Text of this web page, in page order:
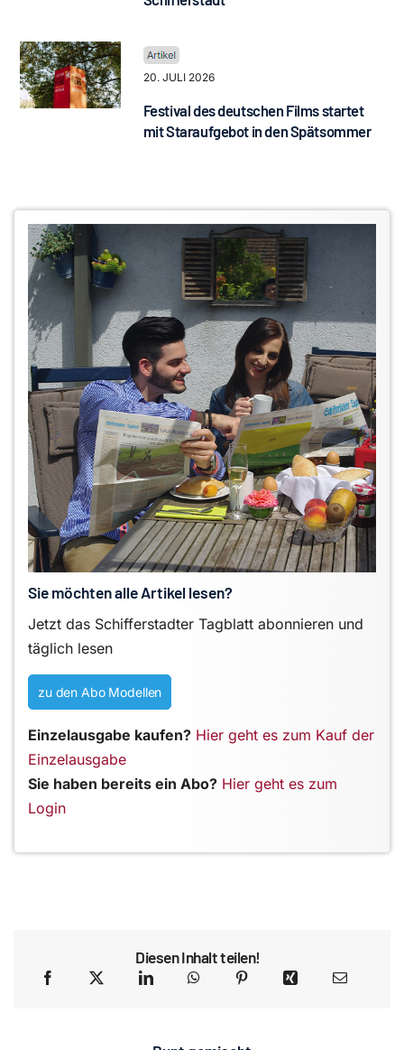
20. JULI 2026
Festival des deutschen Films startet
mit Staraufgebot in den Spätsommer
Sie möchten alle Artikel lesen?
Jetzt das Schifferstadter Tagblatt abonnieren und
täglich lesen
zu den Abo Modellen
Einzelausgabe kaufen? Hier geht es zum Kauf der
Einzelausgabe
Sie haben bereits ein Abo? Hier geht es zum
Login
Diesen Inhalt teilen!